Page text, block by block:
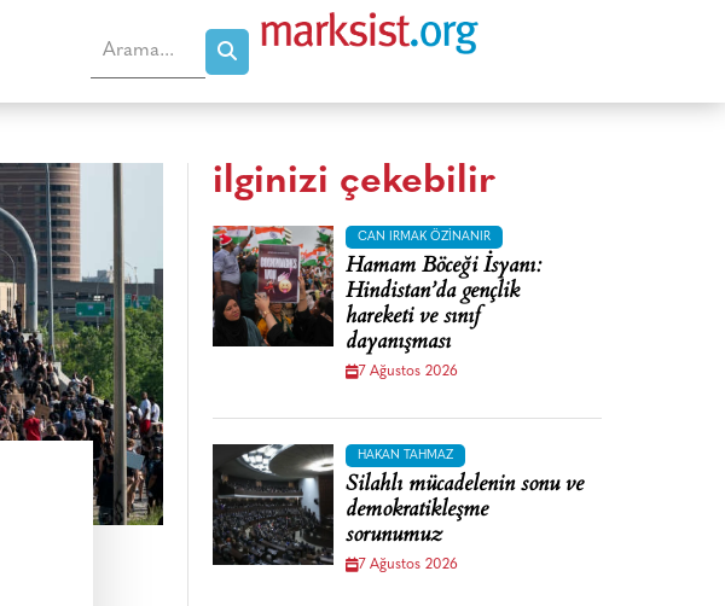
ilginizi çekebilir
CAN IRMAK ÖZINANIR
Hamam Böceği İsyanı:
Hindistan’da gençlik
hareketi ve sınıf
dayanışması
7 Ağustos 2026
HAKAN TAHMAZ
Silahlı mücadelenin sonu ve
demokratikleşme
sorunumuz
7 Ağustos 2026